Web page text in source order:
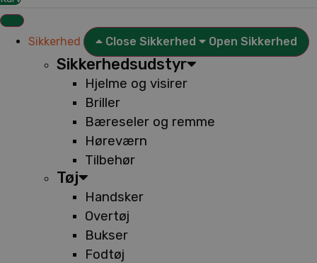
Sikkerhed Close Sikkerhed Open Sikkerhed
Sikkerhedsudstyr
Hjelme og visirer
Briller
Bæreseler og remme
Høreværn
Tilbehør
Tøj
Handsker
Overtøj
Bukser
Fodtøj